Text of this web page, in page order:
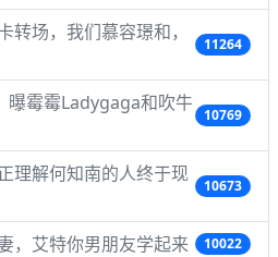
转场，我们慕容璟和，
11264
曝霉霉Ladygaga和吹牛
10769
理解何知南的人终于现
10673
，艾特你男朋友学起来 10022